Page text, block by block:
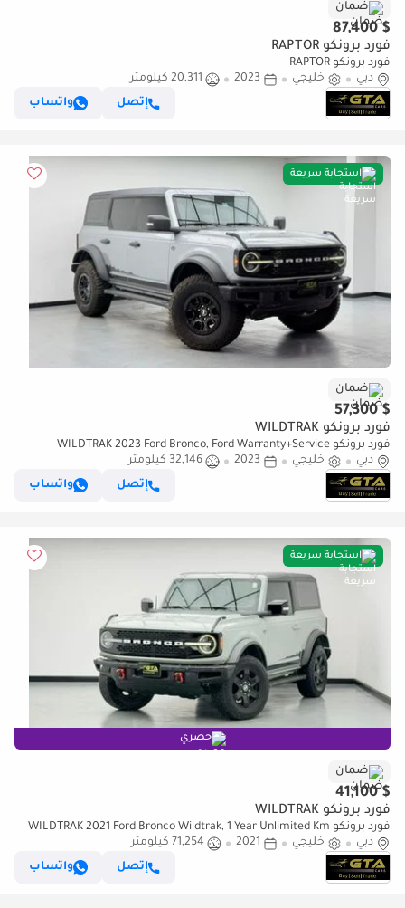
ضمان
$ 87,400
فورد برونكو RAPTOR
فورد برونكو RAPTOR
دبي
خليجي 2023
20,311 كيلومتر
إتصل
واتساب
استجابة سريعة
ضمان
$ 57,300
فورد برونكو WILDTRAK
فورد برونكو WILDTRAK 2023 Ford Bronco, Ford Warranty+Service
Contract+Full Service History, GCC Specs.
دبي خليجي 2023
32,146 كيلومتر
إتصل
واتساب
استجابة سريعة
حصري
ضمان
$ 41,100
فورد برونكو WILDTRAK
فورد برونكو WILDTRAK 2021 Ford Bronco Wildtrak, 1 Year Unlimited Km
Warranty, Excellent Condition, GCC
دبي خليجي 2021
71,254 كيلومتر
إتصل
واتساب